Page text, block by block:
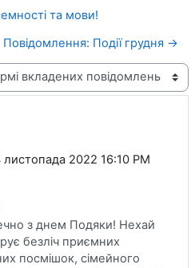
та мови!
Повідомлення: Події грудня →
листопада 2022 16:10 PM
з днем Подяки! Нехай
безліч приємних
посмішок, сімейного